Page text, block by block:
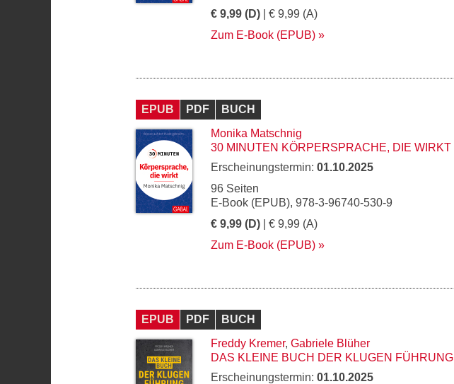
€ 9,99 (D) | € 9,99 (A)
Zum E-Book (EPUB)
EPUB PDF
BUCH
Monika Matschnig
30 MINUTEN KÖRPERSPRACHE, DIE WIRKT
Erscheinungstermin: 01.10.2025
96 Seiten
E-Book (EPUB), 978-3-96740-530-9
€ 9,99 (D) | € 9,99 (A)
Zum E-Book (EPUB)
EPUB PDF
BUCH
Freddy Kremer, Gabriele Blüher
DAS KLEINE BUCH DER KLUGEN FÜHRUNG
Erscheinungstermin: 01.10.2025